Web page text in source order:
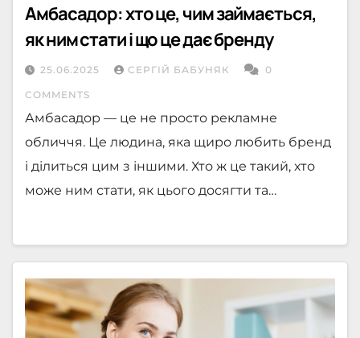
Амбасадор: хто це, чим займається,
як ним стати і що це дає бренду
25.06.2025 СЕРГІЙ БАБУНЯК 0
COMMENTS
Амбасадор — це не просто рекламне
обличчя. Це людина, яка щиро любить бренд
і ділиться цим з іншими. Хто ж це такий, хто
може ним стати, як цього досягти та…